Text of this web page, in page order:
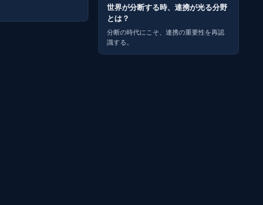
世界が分断する時、連携が光る分野
とは？
分断の時代にこそ、連携の重要性を再認
識する。